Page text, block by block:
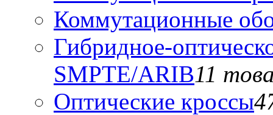
Коммутационные
Гибридное-
SMPTE/ARIB11
Оптические кроссы